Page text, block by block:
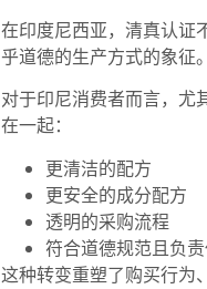
在印度尼西亚，清真认证
乎道德的生产方式的象征
对于印尼消费者而言，尤
在一起：
更清洁的配方
更安全的成分配方
透明的采购流程
符合道德规范且负
这种转变重塑了购买行为